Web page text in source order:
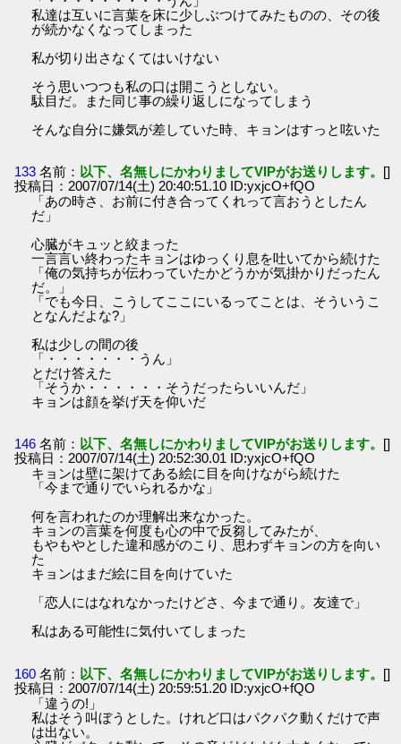
私達は互いに言葉を床に少しぶつけてみたものの、その後
が続かなくなってしまった
私が切り出さなくてはいけない
そう思いつつも私の口は開こうとしない。
駄目だ。また同じ事の繰り返しになってしまう
そんな自分に嫌気が差していた時、キョンはすっと呟いた
133 名前： 以下、名無しにかわりましてVIPがお送りします。 []
投稿日：2007/07/14(土) 20:40:51.10 ID:yxjcO+fQO
「あの時さ、お前に付き合ってくれって言おうとしたん
だ」
心臓がキュッと絞まった
一言言い終わったキョンはゆっくり息を吐いてから続けた
「俺の気持ちが伝わっていたかどうかが気掛かりだったん
だ。」
「でも今日、こうしてここにいるってことは、そういうこ
となんだよな?」
私は少しの間の後
「・・・・・・・うん」
とだけ答えた
「そうか・・・・・・そうだったらいいんだ」
キョンは顔を挙げ天を仰いだ
146 名前： 以下、名無しにかわりましてVIPがお送りします。 []
投稿日：2007/07/14(土) 20:52:30.01 ID:yxjcO+fQO
キョンは壁に架けてある絵に目を向けながら続けた
「今まで通りでいられるかな」
何を言われたのか理解出来なかった。
キョンの言葉を何度も心の中で反芻してみたが、
もやもやとした違和感がのこり、思わずキョンの方を向い
た
キョンはまだ絵に目を向けていた
「恋人にはなれなかったけどさ、今まで通り。友達で」
私はある可能性に気付いてしまった
160 名前： 以下、名無しにかわりましてVIPがお送りします。 []
投稿日：2007/07/14(土) 20:59:51.20 ID:yxjcO+fQO
「違うの!」
私はそう叫ぼうとした。けれど口はパクパク動くだけで声
は出ない。